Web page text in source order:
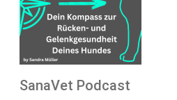
SanaVet Podcast